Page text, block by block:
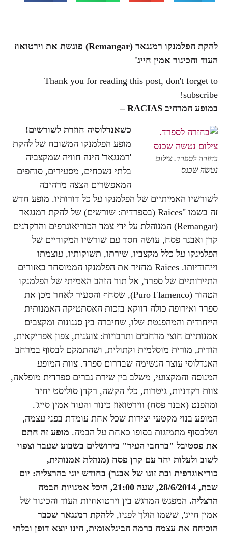
להקת הפלמנקו רמנגאר (Remangar) פוגשת את וירטואוז
העוד והכינור אמין חייג'
Thank you for reading this post, don't forget to
subscribe!
במופע המרהיב RACIAS –
בחזרה לספרד. צילום
נטשה שכנס
כשאנדלוסיה חוזרת לשורשים!
מופע הפלמנקו המשובח של להקת
'רמנגאר' הינה חוויה שמקצביה
בלתי נשכחים, מסעירים, סוחפים
המאפשרים הצצה מרהיבה
לשורשיו האמיתיים של הפלמנקו על כל דורותיו. מופע חדש
זה בשמו "Raices (בספרדית: שורשים) של להקת רמנגאר
(Remangar) המנוהלת על ידי צמד הכוריאוגרפים והרקדנים
קרן ואבנר פסח, עושה חסד עם שורשיו המקוריים של
הפלמנקו על כלל מקצביו, שירתו, תשוקותיו, עוצמתו
וייחודיותו. Raices מחזיר את הפלמנקו הממוסחר באזורים
התיירותיים של ספרד, אל תור הזהב האמיתי של הפלמנקו
הטהור (Puro Flamenco), שסחף והסעיר לאחר מכן את
ספרד ואירופה כולה דווקא בזכות האסתטיקה האמנותית
הייחודית והמהפנטת שלו, שחיברה בין סגנונות ומקצבים
אמנותיים חוצי מרחבים ותרבויות: צוענית, צפון אפריקאית,
הודית, מורית מוסלמית וקתולית, ושהתמקם לבסוף במרחב
האנדלוסי עוצר הנשימה שבדרום ספרד. צוות המופע
המנוסה והמקצועי, משלב בין שירת גברים ספרדית מופלאה,
צוות רקדניות, גיטרות, כלי הקשה, רקדן סוליסט יחיד
ומהפנט (אבנר פסח) ווירטואוז כינור והעוד אמין סייג'.
המופע בנוי מקטעי יצירות שכל אחת עומדת בפני עצמה,
ושלבסוף מתמזגות בסופו כאחת על הבמה. מופע זה חתם
את פסטיבל "ברחבי העיר" בירושלים בשבוע שעבר וצפוי
לשוב ולעלות יחד עם קרן פסח (מנהלת אמנותית,
כוריאוגרפית ובת זוגו של אבנר) בחודש יוני בהרצליה: יום
שבת, 28/6/2014, שעה 21:00, היכל אמנויות הבמה
הרצליה. המפגש המרגש בין וירטואוזיות העוד והכינור של
אמין חייג', ששמו הולך לפניו, ללהקת רמנגאר שכבר
הוכיחה את עצמה ברמה הבינלאומית, הינו יוצא דופן ובלתי